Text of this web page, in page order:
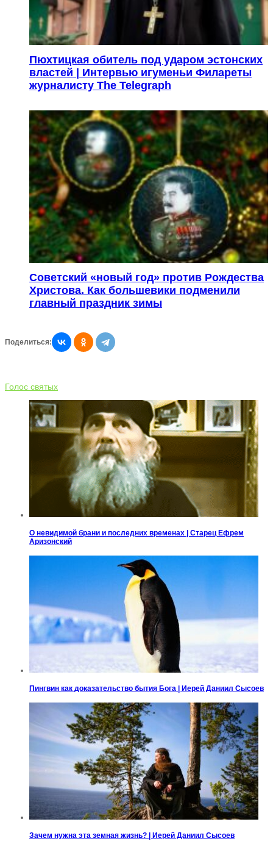
Пюхтицкая обитель под ударом эстонских
властей | Интервью игуменьи Филареты
журналисту The Telegraph
Советский «новый год» против Рождества
Христова. Как большевики подменили
главный праздник зимы
Поделиться:
Голос святых
О невидимой брани и последних временах | Старец Ефрем
Аризонский
Пингвин как доказательство бытия Бога | Иерей Даниил Сысоев
Зачем нужна эта земная жизнь? | Иерей Даниил Сысоев